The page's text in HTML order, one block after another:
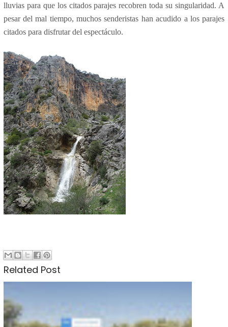
lluvias para que los citados parajes recobren toda su singularidad. A
pesar del mal tiempo, muchos senderistas han acudido a los parajes
citados para disfrutar del espectáculo.
Related Post